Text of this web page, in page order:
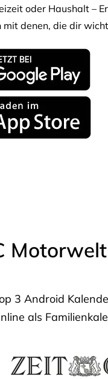
oder Haushalt –
mit denen, die dir
3 Android
als